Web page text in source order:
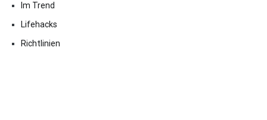
Im Trend
Lifehacks
Richtlinien